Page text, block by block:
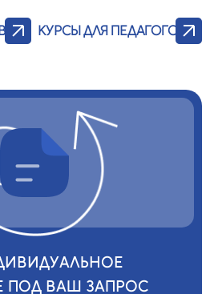
КУРСЫ ДЛЯ ПЕДАГОГОВ
ПОД ВАШ ЗАПРОС